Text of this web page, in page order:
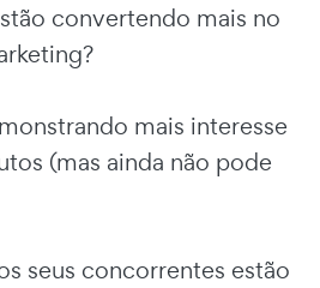
convertendo mais no
mais interesse
(mas ainda não pode
seus concorrentes estão